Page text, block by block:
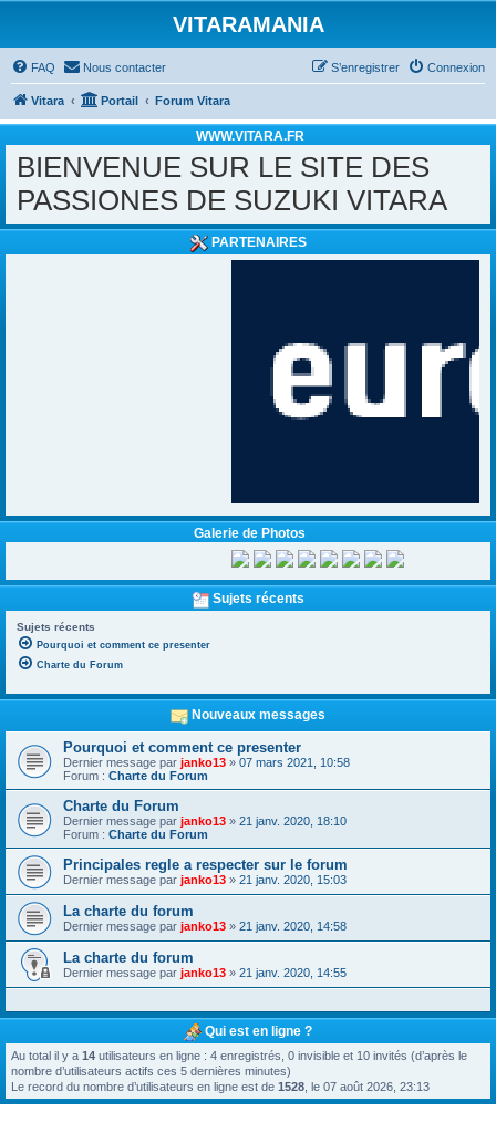
VITARAMANIA
FAQ Nous contacter Connexion
S’enregistrer
Vitara Portail Forum Vitara
WWW.VITARA.FR
BIENVENUE SUR LE SITE DES
PASSIONES DE SUZUKI VITARA
PARTENAIRES
Galerie de Photos
Sujets récents
Sujets récents
Pourquoi et comment ce presenter
Charte du Forum
Nouveaux messages
Pourquoi et comment ce presenter
Dernier message par janko13 » 07 mars 2021, 10:58
Forum : Charte du Forum
Charte du Forum
Dernier message par janko13 » 21 janv. 2020, 18:10
Forum : Charte du Forum
Principales regle a respecter sur le forum
Dernier message par janko13 » 21 janv. 2020, 15:03
La charte du forum
Dernier message par janko13 » 21 janv. 2020, 14:58
La charte du forum
Dernier message par janko13 » 21 janv. 2020, 14:55
Qui est en ligne ?
Au total il y a 14 utilisateurs en ligne : 4 enregistrés, 0 invisible et 10 invités (d’après le
nombre d’utilisateurs actifs ces 5 dernières minutes)
Le record du nombre d’utilisateurs en ligne est de 1528 , le 07 août 2026, 23:13